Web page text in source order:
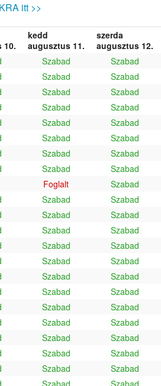
itt >>
10.
kedd
augusztus 11.
szerda
augusztus 12.
Szabad Szabad
Szabad Szabad
Szabad Szabad
Szabad Szabad
Szabad Szabad
Szabad Szabad
Szabad Szabad
Szabad Szabad
Foglalt Szabad
Szabad Szabad
Szabad Szabad
Szabad Szabad
Szabad Szabad
Szabad Szabad
Szabad Szabad
Szabad Szabad
Szabad Szabad
Szabad Szabad
Szabad Szabad
Szabad Szabad
Szabad Szabad